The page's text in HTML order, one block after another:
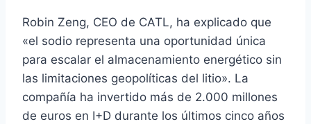
Robin Zeng, CEO de CATL, ha explicado que
«el sodio representa una oportunidad única
para escalar el almacenamiento energético sin
las limitaciones geopolíticas del litio». La
compañía ha invertido más de 2.000 millones
de euros en I+D durante los últimos cinco años